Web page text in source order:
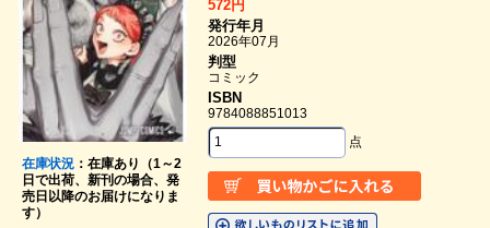
在庫状況：在庫あり（1～2
日で出荷、新刊の場合、発
売日以降のお届けになりま
す）
572円
発行年月
2026年07月
判型
コミック
ISBN
9784088851013
点